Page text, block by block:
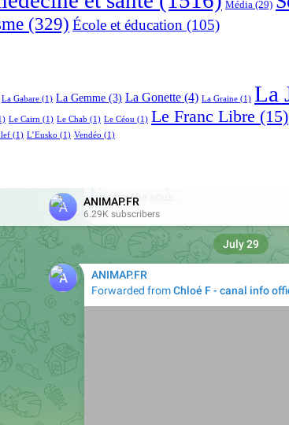
Média (29)
(329) École et éducation (105)
La Gabare (1) La Gemme (3) La Gonette (4) La Graine (1) La
Le Cairn (1) Le Chab (1) Le Céou (1) Le Franc Libre (15)
(1) L’Eusko (1) Vendéo (1)